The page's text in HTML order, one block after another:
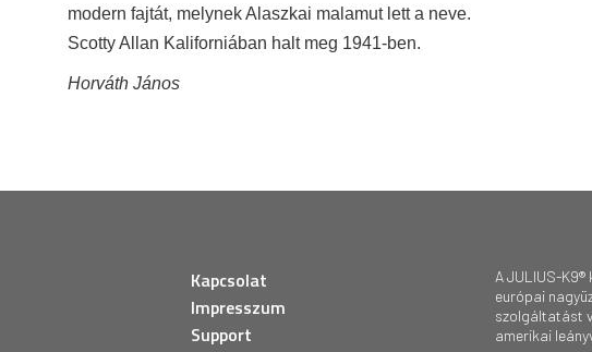
modern fajtát, melynek Alaszkai malamut lett a neve.
Scotty Allan Kaliforniában halt meg 1941-ben.
Horváth János
Kapcsolat
Impresszum
Support
A JULIUS-
európai
szolgáltatást
amerikai